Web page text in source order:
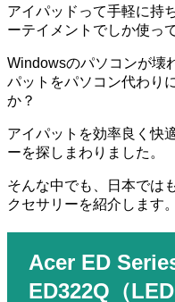
アイパッドって手軽に持
ーテイメントでしか使っ
Windowsのパソコンが壊
パットをパソコン代わり
か？
アイパットを効率良く快
ーを探しまわりました。
そんな中でも、日本では
クセサリーを紹介します。
Acer ED
ED322Q（